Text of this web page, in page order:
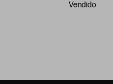
vendido